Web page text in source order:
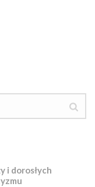
i dorosłych